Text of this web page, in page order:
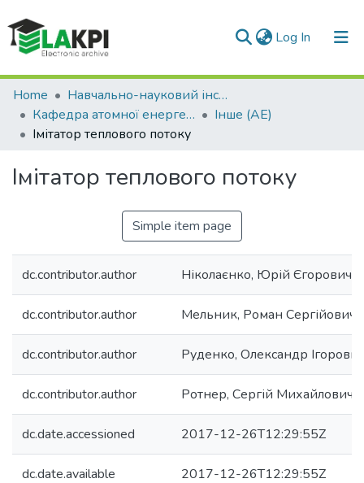
Log In (current)
Communities & Collections
All of DSpace
Home
Навчально-науковий інститут атомної та теплової енергетики (НН ІАТЕ)
Кафедра атомної енергетики (АЕ)
Інше (АЕ)
Імітатор теплового потоку
Імітатор теплового потоку
Simple item page
dc.contributor.author Ніколаєнко, Юрій Єгорович
dc.contributor.author Мельник, Роман Сергійович
dc.contributor.author Руденко, Олександр Ігорович
dc.contributor.author Ротнер, Сергій Михайлович
dc.date.accessioned 2017-12-26T12:29:55Z
dc.date.available 2017-12-26T12:29:55Z